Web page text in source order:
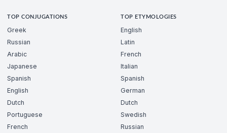
TOP CONJUGATIONS
Greek
Russian
Arabic
Japanese
Spanish
English
Dutch
Portuguese
French
TOP ETYMOLOGIES
English
Latin
French
Italian
Spanish
German
Dutch
Swedish
Russian